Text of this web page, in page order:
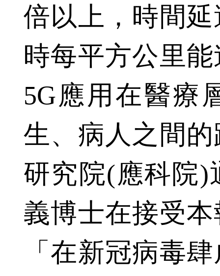
倍以上，時間
時每平方公里
5G應用在醫療
生、病人之間
研究院(應科院)
義博士在接受
「在新冠病毒